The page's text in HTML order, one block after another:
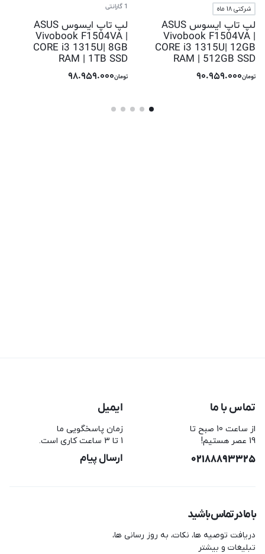
شرکتی 18 ماه
لپ تاپ ایسوس ASUS
Vivobook F1504VA |
CORE i3 1315U| 12GB
RAM | 512GB SSD
تومان90.959.000
1 گارانتی
لپ تاپ ایسوس ASUS
Vivobook F1504VA |
CORE i3 1315U| 8GB
RAM | 1TB SSD
تومان98.959.000
تماس با ما
از ساعت 10 صبح تا
19 عصر هستیم!
02188893325
ایمیل
زمان پاسخگویی ما
1 تا 3 ساعت کاری است.
ارسال پیام
با ما در تماس باشید
دریافت توصیه ها، نکات، به روز رسانی ها،
تبلیغات و بیشتر